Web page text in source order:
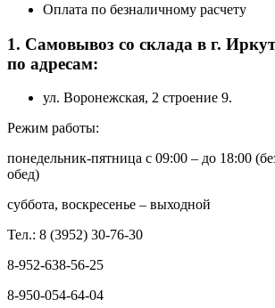
Оплата по безналичному расчету
1. Самовывоз со склада в г.
по адресам:
ул. Воронежская, 2 строение 9.
Режим работы:
понедельник-пятница с 09:00 – до 18:00
обед)
суббота, воскресенье – выходной
Тел.: 8 (3952) 30-76-30
8-952-638-56-25
8-950-054-64-04